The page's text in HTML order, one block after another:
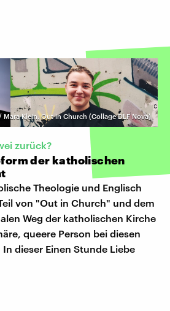
Klein, Out in Church (Collage DLF Nova)
zurück?
der katholischen
Theologie und Englisch
von "Out in Church" und dem
Weg der katholischen Kirche
queere Person bei diesen
dieser Einen Stunde Liebe